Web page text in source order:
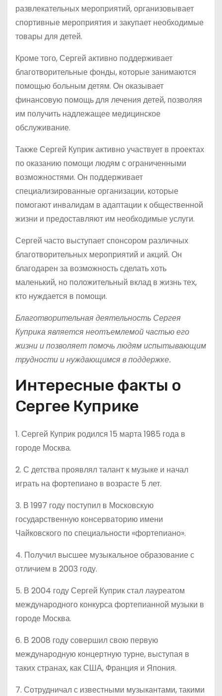
развлекательных мероприятий, организовывает
спортивные мероприятия и закупает необходимые
товары для детей.
Кроме того, Сергей активно поддерживает
благотворительные фонды, которые занимаются
помощью больным детям. Он оказывает
финансовую помощь для лечения детей, позволяя
им получить надлежащее медицинское
обслуживание.
Также Сергей Куприк активно участвует в проектах
по оказанию помощи людям с ограниченными
возможностями. Он поддерживает
специализированные организации, которые
помогают инвалидам в адаптации к общественной
жизни и предоставляют им необходимые услуги.
Сергей часто выступает спонсором различных
благотворительных мероприятий и акций. Он
благодарен за возможность сделать хоть
маленький, но положительный вклад в жизнь тех,
кто нуждается в помощи.
Благотворительная деятельность Сергея
Куприка является неотъемлемой частью его
жизни и позволяет помочь людям испытывающим
трудности и нуждающимся в поддержке.
Интересные факты о
Сергее Куприке
1. Сергей Куприк родился 15 марта 1985 года в
городе Москва.
2. С детства проявлял талант к музыке и начал
играть на фортепиано в возрасте 5 лет.
3. В 1997 году поступил в Московскую
государственную консерваторию имени
Чайковского по специальности «фортепиано».
4. Получил высшее музыкальное образование с
отличием в 2003 году.
5. В 2004 году Сергей Куприк стал лауреатом
международного конкурса фортепианной музыки в
городе Москва.
6. В 2008 году совершил свою первую
международную концертную турне, выступая в
таких странах, как США, Франция и Япония.
7. Сотрудничал с известными музыкантами, такими